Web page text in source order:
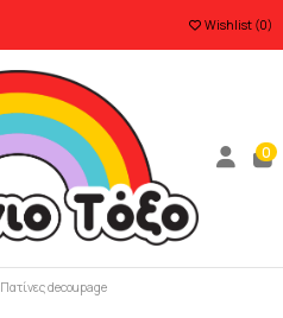
Wishlist (0)
0
Πατίνες decoupage